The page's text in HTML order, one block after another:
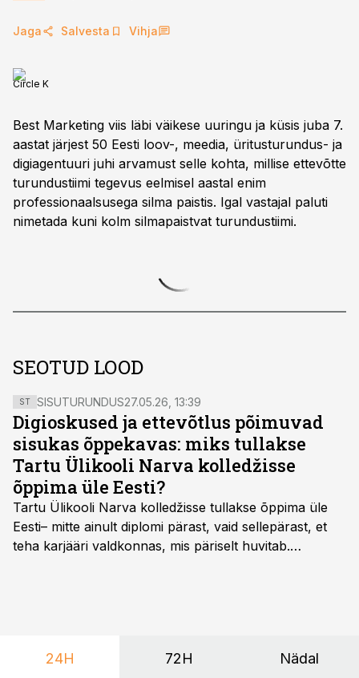
Jaga Salvesta Vihja
Circle K
Best Marketing viis läbi väikese uuringu ja küsis juba 7.
aastat järjest 50 Eesti loov-, meedia, üritusturundus- ja
digiagentuuri juhi arvamust selle kohta, millise ettevõtte
turundustiimi tegevus eelmisel aastal enim
professionaalsusega silma paistis. Igal vastajal paluti
nimetada kuni kolm silmapaistvat turundustiimi.
SEOTUD LOOD
ST SISUTURUNDUS27.05.26, 13:39
Digioskused ja ettevõtlus põimuvad
sisukas õppekavas: miks tullakse
Tartu Ülikooli Narva kolledžisse
õppima üle Eesti?
Tartu Ülikooli Narva kolledžisse tullakse õppima üle
Eesti– mitte ainult diplomi pärast, vaid sellepärast, et
teha karjääri valdkonnas, mis päriselt huvitab.
24H 72H Nädal